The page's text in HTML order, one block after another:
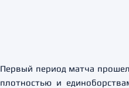
Первый период матча
плотностью и